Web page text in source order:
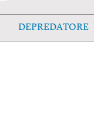
DEPREDATORE